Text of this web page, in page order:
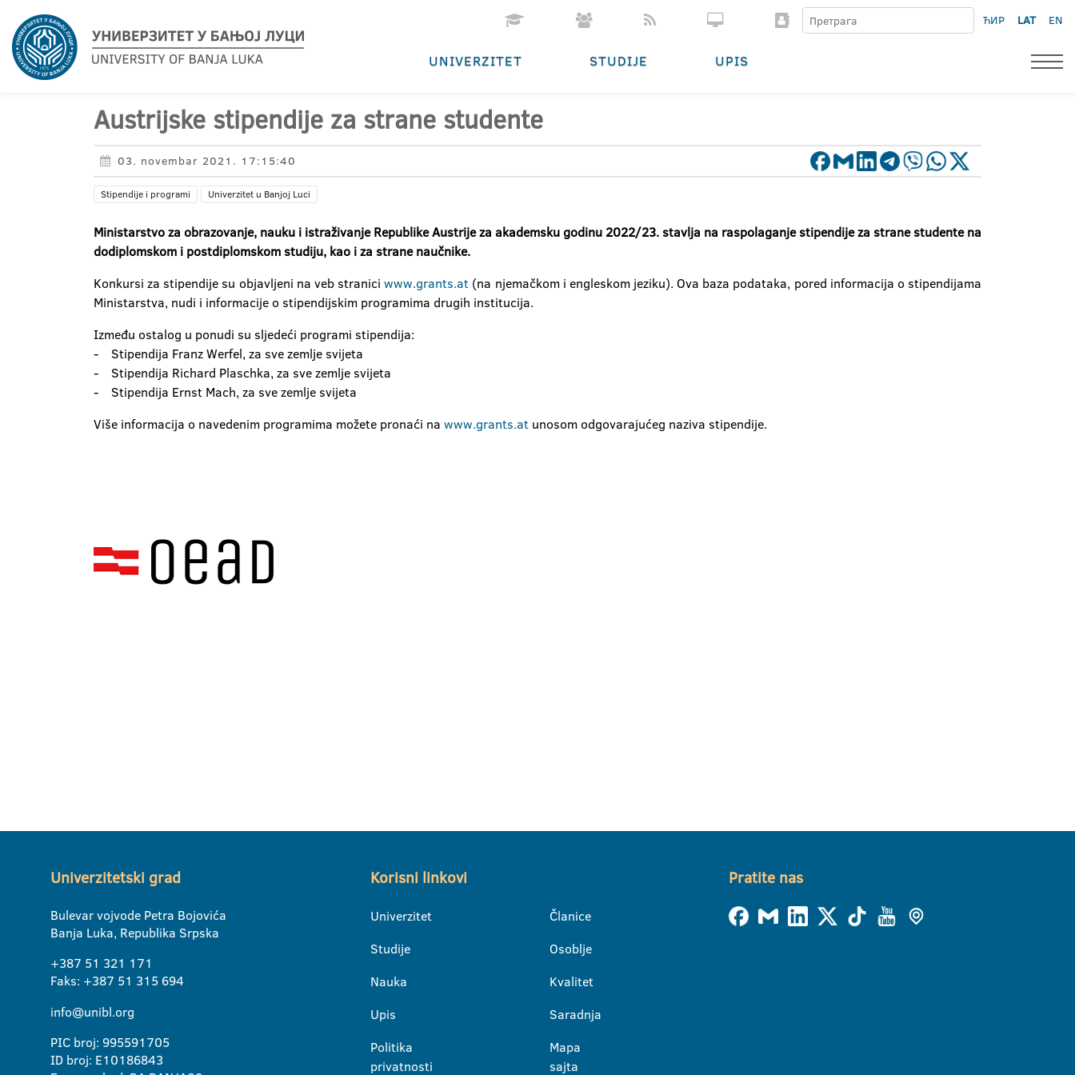
ЋИР LAT EN
UNIVERZITET STUDIJE UPIS
Austrijske stipendije za strane studente
03. novembar 2021. 17:15:40
Stipendije i programi Univerzitet u Banjoj Luci
Ministarstvo za obrazovanje, nauku i istraživanje Republike Austrije za akademsku godinu 2022/23. stavlja na raspolaganje stipendije za strane studente na
dodiplomskom i postdiplomskom studiju, kao i za strane naučnike.
Konkursi za stipendije su objavljeni na veb straniciwww.grants.at (na njemačkom i engleskom jeziku). Ova baza podataka, pored informacija o stipendijama
Ministarstva, nudi i informacije o stipendijskim programima drugih institucija.
Između ostalog u ponudi su sljedeći programi stipendija:
- Stipendija Franz Werfel, za sve zemlje svijeta
- Stipendija Richard Plaschka, za sve zemlje svijeta
- Stipendija Ernst Mach, za sve zemlje svijeta
Više informacija o navedenim programima možete pronaći na www.grants.at unosom odgovarajućeg naziva stipendije.
Univerzitetski grad
Bulevar vojvode Petra Bojovića
Banja Luka, Republika Srpska
+387 51 321 171
Faks: +387 51 315 694
info@unibl.org
PIC broj: 995591705
ID broj: E10186843
Korisni linkovi
Univerzitet
Studije
Nauka
Upis
Politika
privatnosti
Članice
Osoblje
Kvalitet
Saradnja
Mapa
sajta
Pratite nas